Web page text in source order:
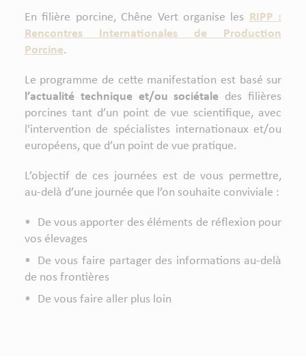
En filière porcine, Chêne Vert organise les RIPP :
Rencontres Internationales de Production
Porcine.
Le programme de cette manifestation est basé sur
l’actualité technique et/ou sociétale des filières
porcines tant d’un point de vue scientifique, avec
l'intervention de spécialistes internationaux et/ou
européens, que d’un point de vue pratique.
L’objectif de ces journées est de vous permettre,
au-delà d’une journée que l’on souhaite conviviale :
De vous apporter des éléments de réflexion pour
vos élevages
De vous faire partager des informations au-delà
de nos frontières
De vous faire aller plus loin